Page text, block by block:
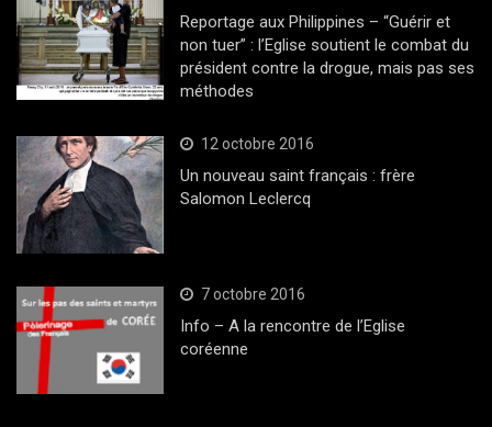
Reportage aux Philippines – “Guérir et
non tuer” : l’Eglise soutient le combat du
président contre la drogue, mais pas ses
méthodes
12 octobre 2016
Un nouveau saint français : frère
Salomon Leclercq
7 octobre 2016
Info – A la rencontre de l’Eglise
coréenne